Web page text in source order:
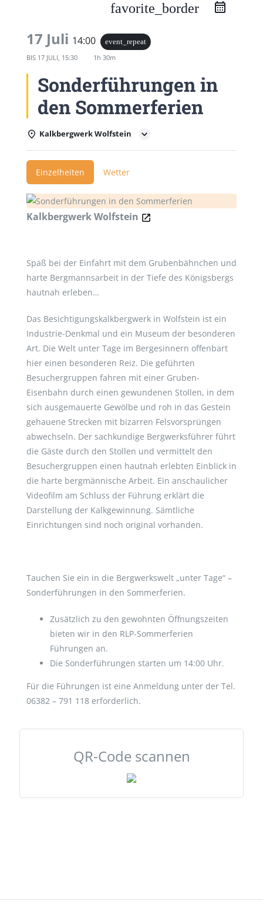
favorite_border
17 Juli 14:00 event_repeat
BIS 17 JULI, 15:30 1h 30m
Sonderführungen in
den Sommerferien
Kalkbergwerk Wolfstein
Einzelheiten Wetter
Kalkbergwerk Wolfstein
Spaß bei der Einfahrt mit dem Grubenbähnchen und
harte Bergmannsarbeit in der Tiefe des Königsbergs
hautnah erleben…
Das Besichtigungskalkbergwerk in Wolfstein ist ein
Industrie-Denkmal und ein Museum der besonderen
Art. Die Welt unter Tage im Bergesinnern offenbart
hier einen besonderen Reiz. Die geführten
Besuchergruppen fahren mit einer Gruben-
Eisenbahn durch einen gewundenen Stollen, in dem
sich ausgemauerte Gewölbe und roh in das Gestein
gehauene Strecken mit bizarren Felsvorsprüngen
abwechseln. Der sachkundige Bergwerksführer führt
die Gäste durch den Stollen und vermittelt den
Besuchergruppen einen hautnah erlebten Einblick in
die harte bergmännische Arbeit. Ein anschaulicher
Videofilm am Schluss der Führung erklärt die
Darstellung der Kalkgewinnung. Sämtliche
Einrichtungen sind noch original vorhanden.
Tauchen Sie ein in die Bergwerkswelt „unter Tage“ –
Sonderführungen in den Sommerferien.
Zusätzlich zu den gewohnten Öffnungszeiten
bieten wir in den RLP-Sommerferien
Führungen an.
Die Sonderführungen starten um 14:00 Uhr.
Für die Führungen ist eine Anmeldung unter der Tel.
06382 – 791 118 erforderlich.
QR-Code scannen